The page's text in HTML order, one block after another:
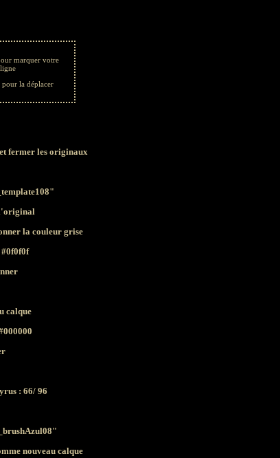
marquer votre
ligne
pour la déplacer
fermer les originaux
la couleur grise
calque
: 66/ 96
nouveau calque